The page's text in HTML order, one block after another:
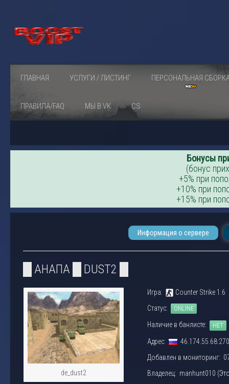
ГЛАВНАЯ УСЛУГИ / ЛИСТИНГ ПЕРСОНАЛЬНАЯ
ПРАВИЛА/FAQ МЫ В VK CS
Бонусы
(бонус
+5% при
+10% при
+15% при
Информация о сервере
█ АНАПА █ DUST2 █
de_dust2
Игра:
Counter Strike 1.6
Статус:
ONLINE
Наличие в банлисте: НЕТ
Адрес:
Добавлен в мониторинг:
Владелец: manhunt010 (